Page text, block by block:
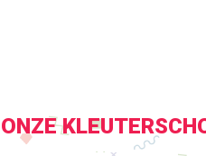
ONZE